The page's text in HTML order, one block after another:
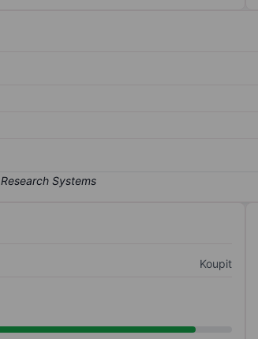
Koupit